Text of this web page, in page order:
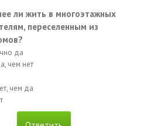
ли жить в многоэтажных
переселенным из
да
чем нет
чем да